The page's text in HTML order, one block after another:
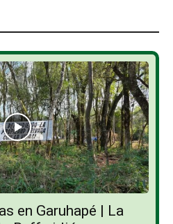
en Garuhapé | La